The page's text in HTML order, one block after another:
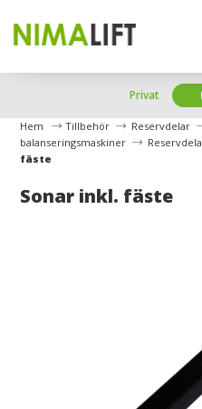
Privat
Hem Tillbehör Reservdelar
balanseringsmaskiner
fäste
Sonar inkl. fäste